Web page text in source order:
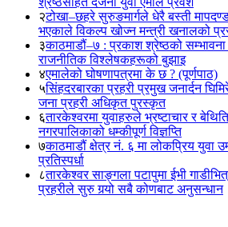
२टोखा–छहरे सुरुङमार्गले धेरै बस्ती
भएकाले विकल्प खोज्न मन्त्री खनालको
३काठमाडौं–७ : प्रकाश श्रेष्ठको
राजनीतिक विश्लेषकहरूको बुझाइ
४एमालेको घोषणापत्रमा के छ ? (पूर्णपाठ)
५सिंहदरबारका प्रहरी प्रमुख जनार्दन
जना प्रहरी अधिकृत पुरस्कृत
६तारकेश्वरमा युवाहरुले भ्रष्टाचार र
नगरपालिकाको धम्कीपूर्ण विज्ञप्ति
७काठमाडौं क्षेत्र नं. ६ मा लोकप्रिय युवा
प्रतिस्पर्धा
८तारकेश्वर साङ्गला पटापुमा ईभी
प्रहरीले सुरु गर्‍यो सबै कोणबाट अनुसन्धान